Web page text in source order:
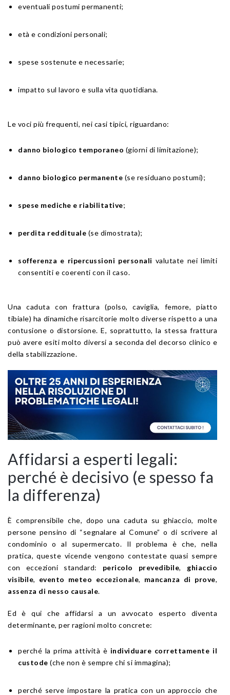
eventuali postumi permanenti;
età e condizioni personali;
spese sostenute e necessarie;
impatto sul lavoro e sulla vita quotidiana.
Le voci più frequenti, nei casi tipici, riguardano:
danno biologico temporaneo (giorni di limitazione);
danno biologico permanente (se residuano postumi);
spese mediche e riabilitative;
perdita reddituale (se dimostrata);
sofferenza e ripercussioni personali valutate nei limiti
consentiti e coerenti con il caso.
Una caduta con frattura (polso, caviglia, femore, piatto
tibiale) ha dinamiche risarcitorie molto diverse rispetto a una
contusione o distorsione. E, soprattutto, la stessa frattura
può avere esiti molto diversi a seconda del decorso clinico e
della stabilizzazione.
Affidarsi a esperti legali:
perché è decisivo (e spesso fa
la differenza)
È comprensibile che, dopo una caduta su ghiaccio, molte
persone pensino di “segnalare al Comune” o di scrivere al
condominio o al supermercato. Il problema è che, nella
pratica, queste vicende vengono contestate quasi sempre
con eccezioni standard: pericolo prevedibile, ghiaccio
visibile, evento meteo eccezionale, mancanza di prove,
assenza di nesso causale.
Ed è qui che affidarsi a un avvocato esperto diventa
determinante, per ragioni molto concrete:
perché la prima attività è individuare correttamente il
custode (che non è sempre chi si immagina);
perché serve impostare la pratica con un approccio che